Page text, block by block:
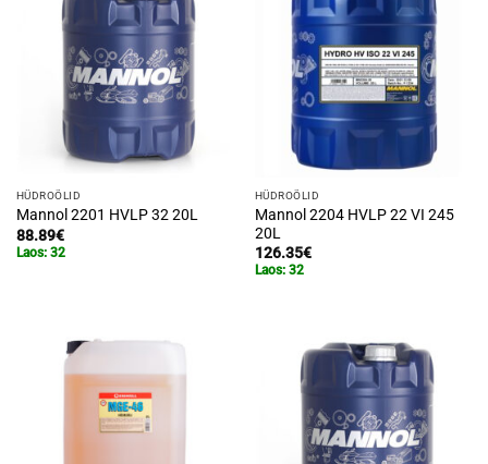
HÜDROÕLID
Mannol 2201 HVLP 32 20L
88.89€
Laos: 32
HÜDROÕLID
Mannol 2204 HVLP 22 VI 245
20L
126.35€
Laos: 32